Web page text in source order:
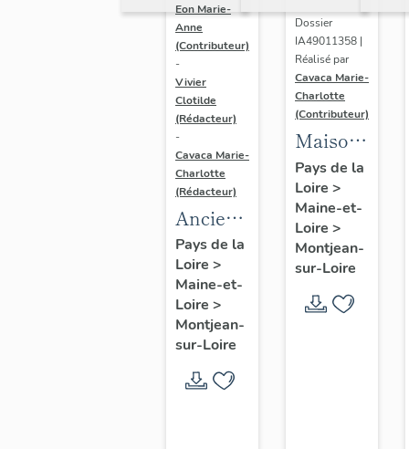
Eon Marie-
Anne
(Contributeur)
-
Vivier
Clotilde
(Rédacteur)
-
Cavaca Marie-
Charlotte
(Rédacteur)
Ancienne
ferme
du Petit
Marais
Pays de la
Loire >
Maine-et-
Loire >
Montjean-
sur-Loire
Dossier
IA49011358 |
Réalisé par
Cavaca Marie-
Charlotte
(Contributeur)
Maison,
dite le
Grand
Clos
Pays de la
Loire >
Maine-et-
Loire >
Montjean-
sur-Loire